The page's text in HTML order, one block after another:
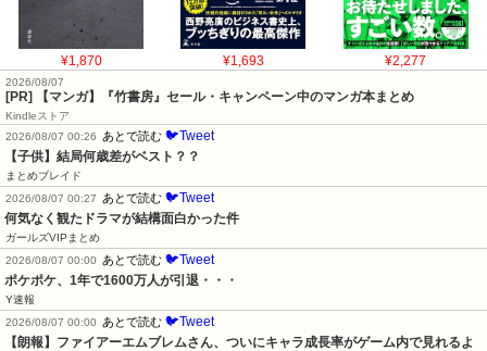
¥1,870 ¥1,693 ¥2,277
2026/08/07
[PR] 【マンガ】『竹書房』セール・キャンペーン中のマンガ本まとめ
Kindleストア
2026/08/07 00:26
あとで読む 🐦Tweet
【子供】結局何歳差がベスト？？
まとめブレイド
2026/08/07 00:27
あとで読む 🐦Tweet
何気なく観たドラマが結構面白かった件
ガールズVIPまとめ
2026/08/07 00:00
あとで読む 🐦Tweet
ポケポケ、1年で1600万人が引退・・・
Y速報
2026/08/07 00:00
あとで読む 🐦Tweet
【朗報】ファイアーエムブレムさん、ついにキャラ成長率がゲーム内で見れるよ